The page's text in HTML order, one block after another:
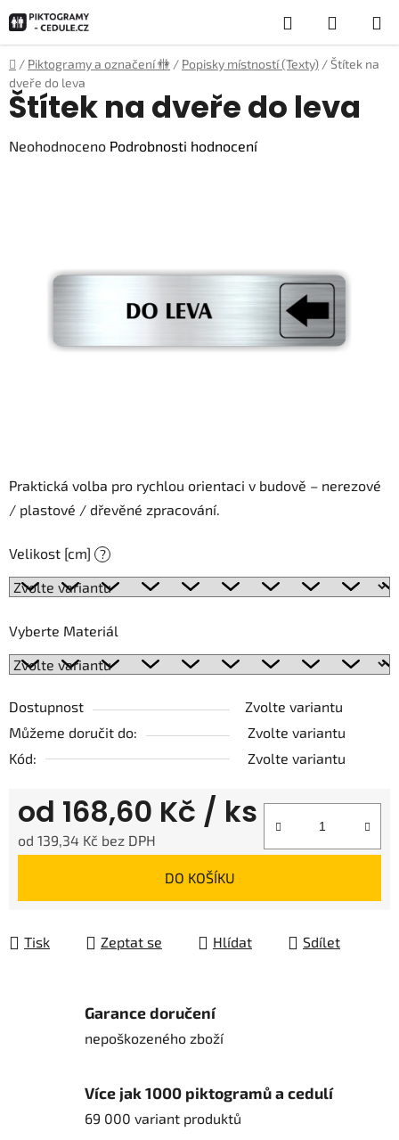
na
obsah
Hledat
KOŠÍK
Domů
/ Piktogramy a označení 🚻 / Popisky místností (Texty) /Štítek na
dveře do leva
Praktická volba pro rychlou orientaci v budově – nerezové
/ plastové / dřevěné zpracování.
Velikost [cm] ?
Vyberte Materiál
Dostupnost
Zvolte variantu
Můžeme doručit do:
Zvolte variantu
Kód:
Zvolte variantu
od 168,60 Kč / ks
od 139,34 Kč bez DPH
DO KOŠÍKU
Tisk Zeptat se Hlídat Sdílet
Štítek na dveře do leva
Průměrné
Neohodnoceno Podrobnosti hodnocení
Garance doručení
nepoškozeného zboží
Více jak 1000 piktogramů a cedulí
69 000 variant produktů